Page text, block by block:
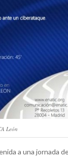
León
a una jornada